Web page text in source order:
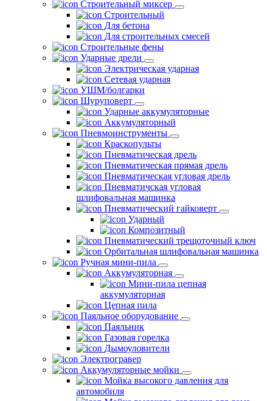
Строительный миксер
Строительный
Для бетона
Для строительных смесей
Строительные фены
Ударные дрели
Электрическая ударная
Сетевая ударная
УШМ/болгарки
Шуруповерт
Ударные аккумуляторные
Аккумуляторный
Пневмоинструменты
Краскопульты
Пневматическая дрель
Пневматическая прямая дрель
Пневматическая угловая дрель
Пневматичская угловая
шлифовальная машинка
Пневматический гайковерт
Ударный
Композитный
Пневматический трещоточный ключ
Орбитальная шлифовальная машинка
Ручная мини-пила
Аккумуляторная
Мини-пила цепная
аккумуляторная
Цепная пила
Паяльное оборудование
Паяльник
Газовая горелка
Дымоуловители
Электрогравер
Аккумуляторные мойки
Мойка высокого давления для
автомобиля